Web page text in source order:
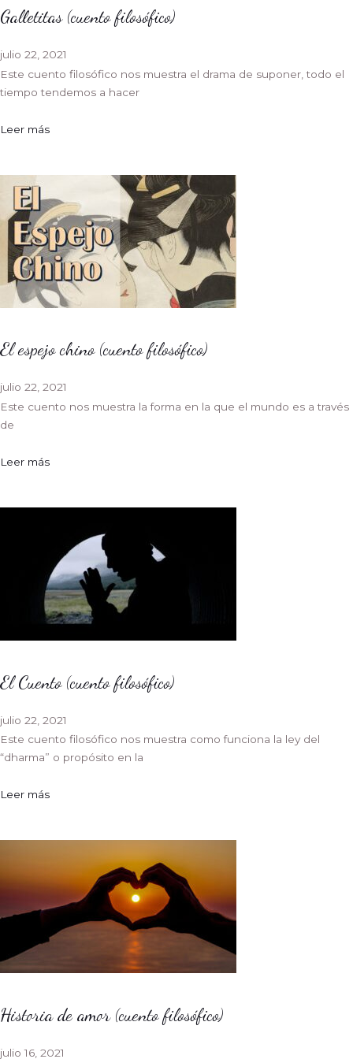
Galletitas (cuento filosófico)
julio 22, 2021
Este cuento filosófico nos muestra el drama de suponer, todo el
tiempo tendemos a hacer
Leer más
El espejo chino (cuento filosófico)
julio 22, 2021
Este cuento nos muestra la forma en la que el mundo es a través
de
Leer más
El Cuento (cuento filosófico)
julio 22, 2021
Este cuento filosófico nos muestra como funciona la ley del
“dharma” o propósito en la
Leer más
Historia de amor (cuento filosófico)
julio 16, 2021